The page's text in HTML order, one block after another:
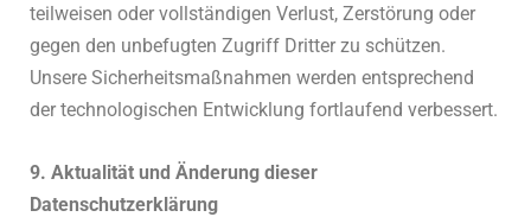
teilweisen oder vollständigen Verlust, Zerstörung oder
gegen den unbefugten Zugriff Dritter zu schützen.
Unsere Sicherheitsmaßnahmen werden entsprechend
der technologischen Entwicklung fortlaufend verbessert.
9. Aktualität und Änderung dieser
Datenschutzerklärung